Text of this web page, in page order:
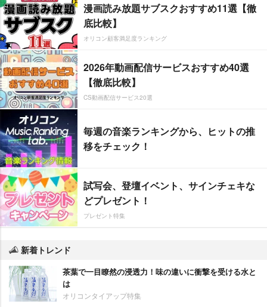
漫画読み放題サブスクおすすめ11選【徹
底比較】
オリコン顧客満足度ランキング
2026年動画配信サービスおすすめ40選
【徹底比較】
CS動画配信サービス20選
毎週の音楽ランキングから、ヒットの推
移をチェック！
試写会、登壇イベント、サインチェキな
どプレゼント！
プレゼント特集
新着トレンド
茶葉で一目瞭然の浸透力！味の違いに衝撃を受ける水と
は
オリコンタイアップ特集